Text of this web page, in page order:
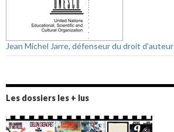
Jean Michel Jarre, défenseur du droit d'auteur
Les dossiers les + lus